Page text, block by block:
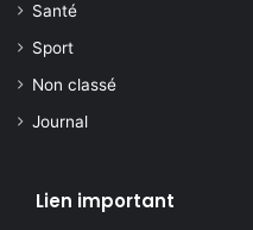
Santé
Sport
Non classé
Journal
Lien important